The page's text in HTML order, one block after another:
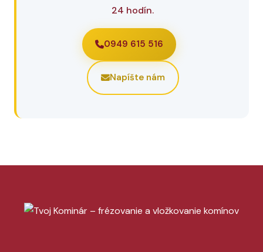
24 hodín.
0949 615 516
Napíšte nám